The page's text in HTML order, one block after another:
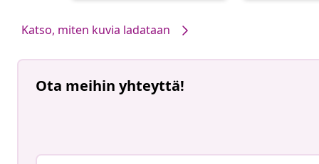
Katso, miten kuvia ladataan
Ota meihin yhteyttä!